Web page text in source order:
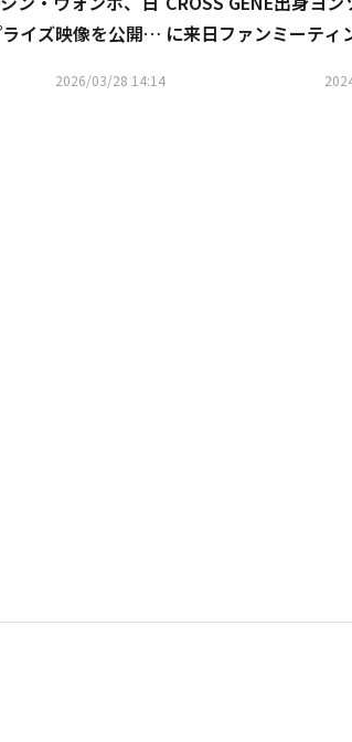
イズ映像を公開！
2026/03/28 14:14
に来日ファンミーティ